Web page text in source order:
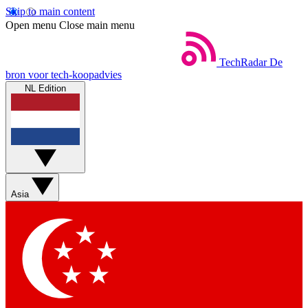
Skip to main content
Open menu Close main menu
TechRadar De
bron voor tech-koopadvies
NL Edition
Asia